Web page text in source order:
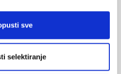
sve
selektiranje
>
<
u primarnoj zaštiti